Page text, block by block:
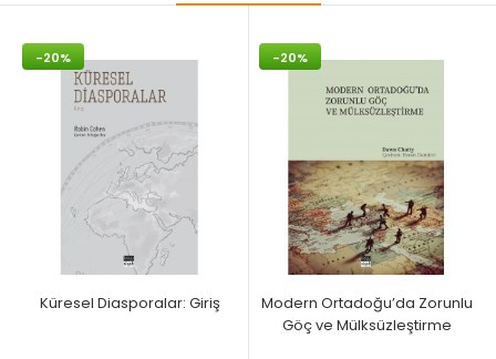
-20%
Küresel Diasporalar: Giriş
-20%
Modern Ortadoğu’da Zorunlu
Göç ve Mülksüzleştirme